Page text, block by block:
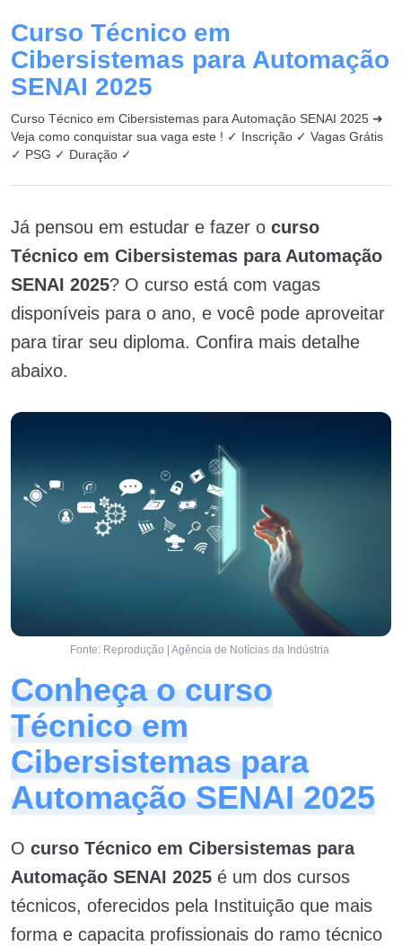
Curso Técnico em
Cibersistemas para Automação
SENAI 2025
Curso Técnico em Cibersistemas para Automação SENAI 2025 ➜
Veja como conquistar sua vaga este ! ✓ Inscrição ✓ Vagas Grátis
✓ PSG ✓ Duração ✓
Já pensou em estudar e fazer o curso
Técnico em Cibersistemas para Automação
SENAI 2025? O curso está com vagas
disponíveis para o ano, e você pode aproveitar
para tirar seu diploma. Confira mais detalhe
abaixo.
Fonte: Reprodução | Agência de Notícias da Indústria
Conheça o curso
Técnico em
Cibersistemas para
Automação SENAI 2025
O curso Técnico em Cibersistemas para
Automação SENAI 2025 é um dos cursos
técnicos, oferecidos pela Instituição que mais
forma e capacita profissionais do ramo técnico